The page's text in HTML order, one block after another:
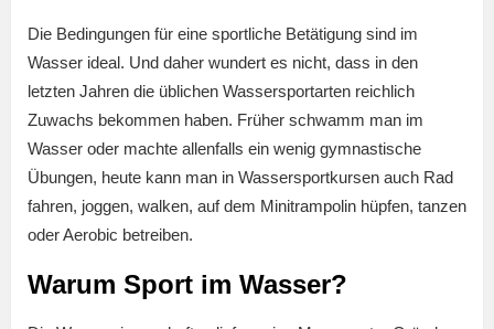
Die Bedingungen für eine sportliche Betätigung sind im
Wasser ideal. Und daher wundert es nicht, dass in den
letzten Jahren die üblichen Wassersportarten reichlich
Zuwachs bekommen haben. Früher schwamm man im
Wasser oder machte allenfalls ein wenig gymnastische
Übungen, heute kann man in Wassersportkursen auch Rad
fahren, joggen, walken, auf dem Minitrampolin hüpfen, tanzen
oder Aerobic betreiben.
Warum Sport im Wasser?